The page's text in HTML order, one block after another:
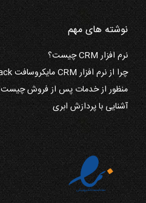
نوشته های مهم
نرم افزار CRM چیست؟
چرا از نرم افزار CRM مایکروسافت crack شده استفاده نکنیم؟
منظور از خدمات پس از فروش
آشنایی با پردازش ابری